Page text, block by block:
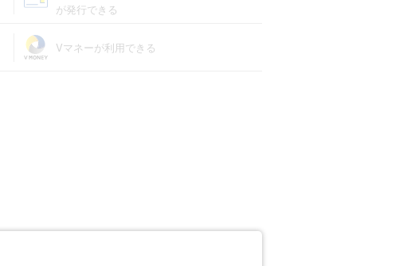
が発行できる
Vマネーが利用できる